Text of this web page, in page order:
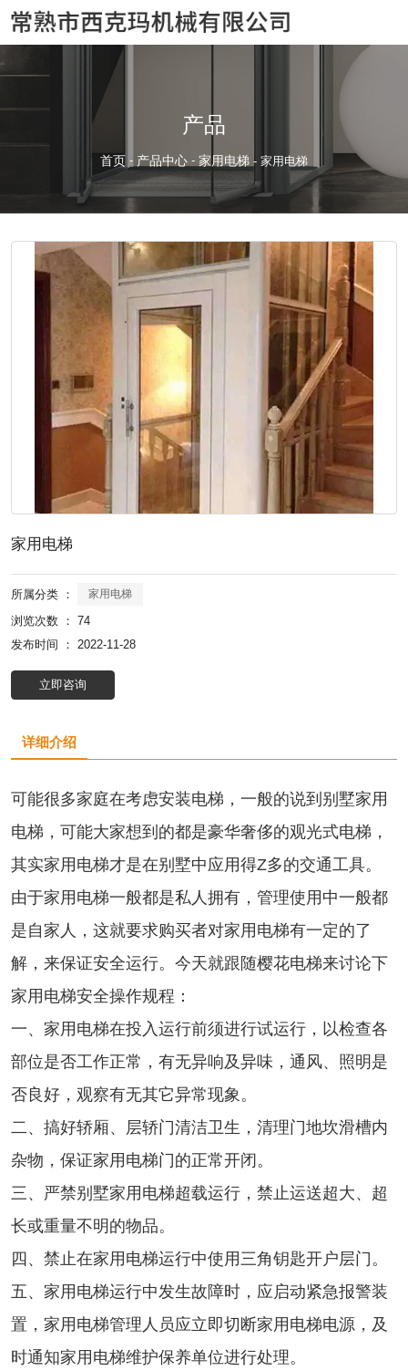
产品
首页 - 产品中心 - 家用电梯 - 家用电梯
家用电梯
所属分类 ： 家用电梯
浏览次数 ： 74
发布时间 ： 2022-11-28
立即咨询
详细介绍
可能很多家庭在考虑安装电梯，一般的说到别墅家用
电梯，可能大家想到的都是豪华奢侈的观光式电梯，
其实家用电梯才是在别墅中应用得Z多的交通工具。
由于家用电梯一般都是私人拥有，管理使用中一般都
是自家人，这就要求购买者对家用电梯有一定的了
解，来保证安全运行。今天就跟随樱花电梯来讨论下
家用电梯安全操作规程：
一、家用电梯在投入运行前须进行试运行，以检查各
部位是否工作正常，有无异响及异味，通风、照明是
否良好，观察有无其它异常现象。
二、搞好轿厢、层轿门清洁卫生，清理门地坎滑槽内
杂物，保证家用电梯门的正常开闭。
三、严禁别墅家用电梯超载运行，禁止运送超大、超
长或重量不明的物品。
四、禁止在家用电梯运行中使用三角钥匙开户层门。
五、家用电梯运行中发生故障时，应启动紧急报警装
置，家用电梯管理人员应立即切断家用电梯电源，及
时通知家用电梯维护保养单位进行处理。